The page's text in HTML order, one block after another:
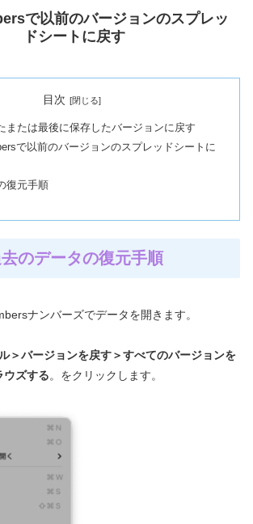
で以前のバージョンのスプレッ
ドシートに戻す
目次
または最後に保存したバージョンに戻す
で以前のバージョンのスプレッドシートに
復元手順
のデータの復元手順
ナンバーズでデータを開きます。
＞バージョンを戻す＞すべてのバージョンを
ウズする。をクリックします。